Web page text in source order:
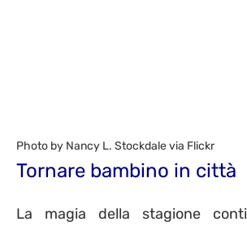
Photo by Nancy L. Stockdale via Flickr
Tornare bambino in città
La magia della stagione